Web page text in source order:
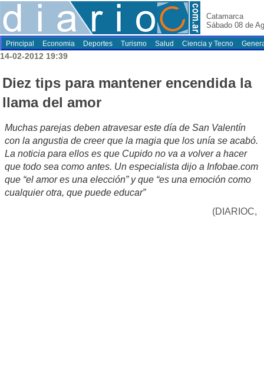
Catamarca
Sábado 08 de
Principal Economia Deportes Turismo Salud Ciencia y Tecno
14-02-2012 19:39
Diez tips para mantener encendida la
llama del amor
Muchas parejas deben atravesar este día de San Valentín
con la angustia de creer que la magia que los unía se acabó.
La noticia para ellos es que Cupido no va a volver a hacer
que todo sea como antes. Un especialista dijo a Infobae.com
que “el amor es una elección” y que “es una emoción como
cualquier otra, que puede educar”
(DIARIOC,